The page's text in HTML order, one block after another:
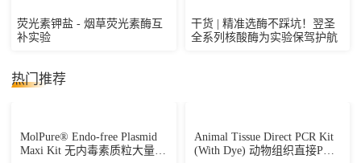
荧光素钾盐 - 烟草荧光素酶互
补实验
干货 | 精准选酶不踩坑！翌圣
全系列核酸酶为实验保驾护航
热门推荐
MolPure® Endo-free Plasmid
Maxi Kit 无内毒素质粒大量提
Animal Tissue Direct PCR Kit
(With Dye) 动物组织直接PCR